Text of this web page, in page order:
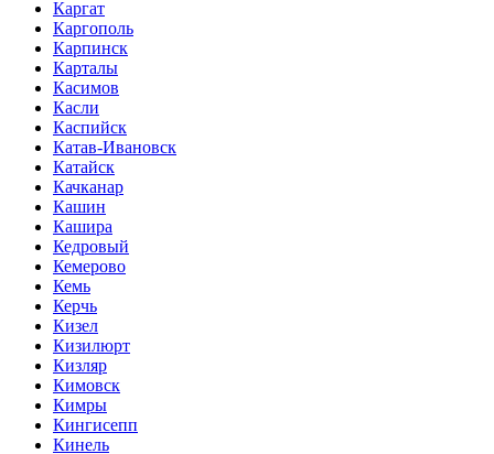
Каргат
Каргополь
Карпинск
Карталы
Касимов
Касли
Каспийск
Катав-Ивановск
Катайск
Качканар
Кашин
Кашира
Кедровый
Кемерово
Кемь
Керчь
Кизел
Кизилюрт
Кизляр
Кимовск
Кимры
Кингисепп
Кинель